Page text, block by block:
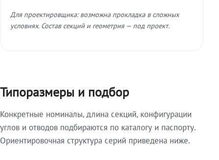
Для проектировщика: возможна прокладка в сложных
условиях. Состав секций и геометрия — под проект.
Типоразмеры и подбор
Конкретные номиналы, длина секций, конфигурации
углов и отводов подбираются по каталогу и паспорту.
Ориентировочная структура серий приведена ниже.